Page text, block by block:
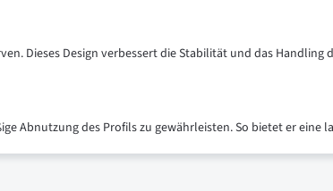
Dieses Design verbessert die Stabilität und das Handling
Abnutzung des Profils zu gewährleisten. So bietet er eine